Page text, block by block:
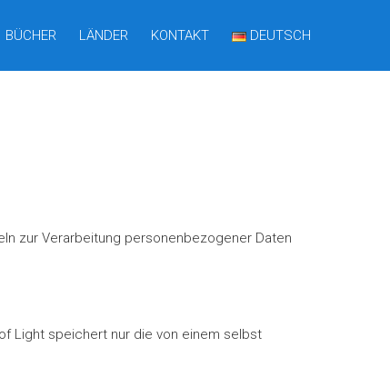
BÜCHER LÄNDER KONTAKT DEUTSCH
zur Verarbeitung personenbezogener Daten
Light speichert nur die von einem selbst